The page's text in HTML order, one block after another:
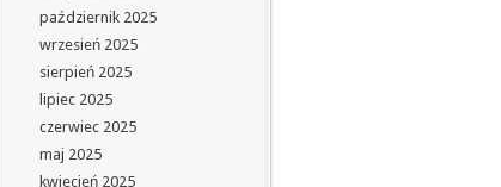
październik 2025
wrzesień 2025
sierpień 2025
lipiec 2025
czerwiec 2025
maj 2025
kwiecień 2025